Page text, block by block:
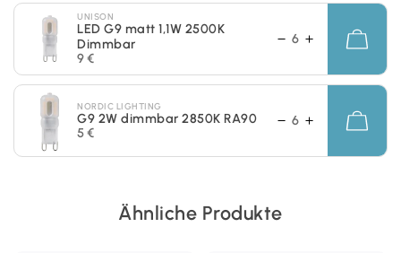
UNISON
LED G9 matt 1,1W 2500K
Dimmbar
9 €
NORDIC LIGHTING
G9 2W dimmbar 2850K RA90
5 €
Ähnliche Produkte